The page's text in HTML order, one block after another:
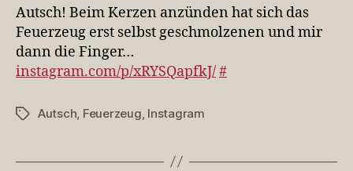
hat
sich
Autsch! Beim Kerzen anzünden hat sich das
Feuerzeug erst selbst geschmolzenen und mir
dann die Finger…
instagram.com/p/xRYSQapfkJ/#
Schlagwörter
Autsch Feuerzeug Instagram